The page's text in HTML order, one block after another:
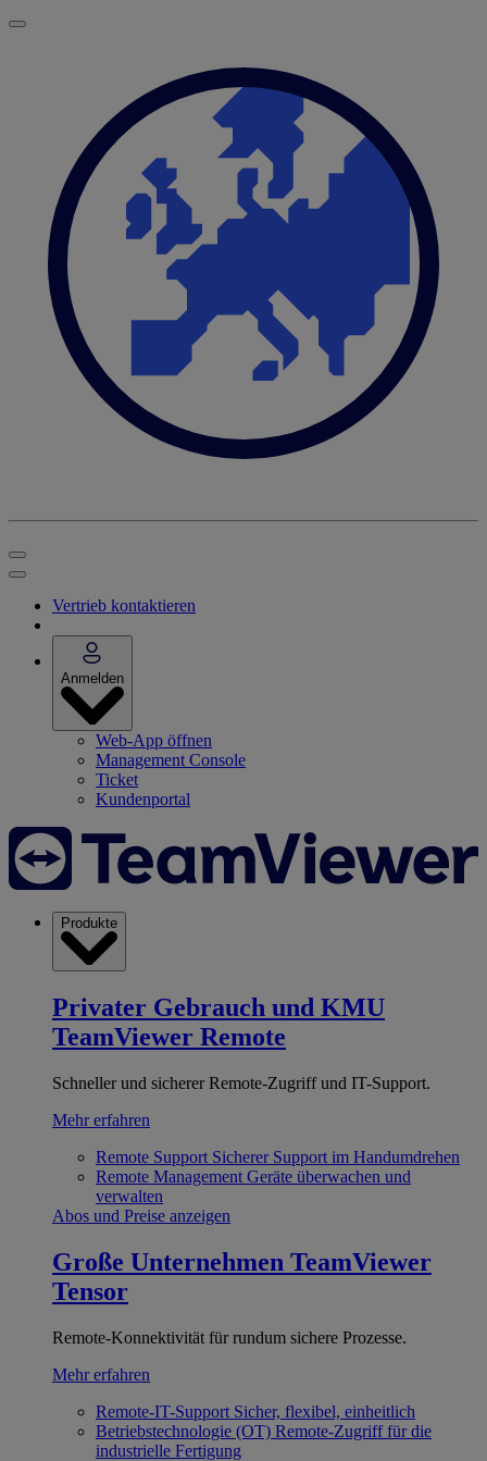
Vertrieb kontaktieren
Anmelden
Web-App öffnen
Management Console
Ticket
Kundenportal
Produkte
Privater Gebrauch und KMU
TeamViewer Remote
Schneller und sicherer Remote-Zugriff und IT-Support.
Mehr erfahren
Remote Support Sicherer Support im Handumdrehen
Remote Management Geräte überwachen und
verwalten
Abos und Preise anzeigen
Große Unternehmen TeamViewer
Tensor
Remote-Konnektivität für rundum sichere Prozesse.
Mehr erfahren
Remote-IT-Support Sicher, flexibel, einheitlich
Betriebstechnologie (OT) Remote-Zugriff für die
industrielle Fertigung